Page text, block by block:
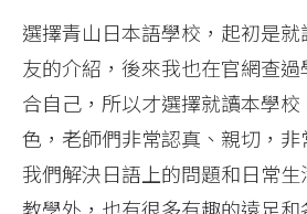
選擇青山日本語學校，起初是
友的介紹，後來我也在官網查
合自己，所以才選擇就讀本學
色，老師們非常認真、親切，
我們解決日語上的問題和日常